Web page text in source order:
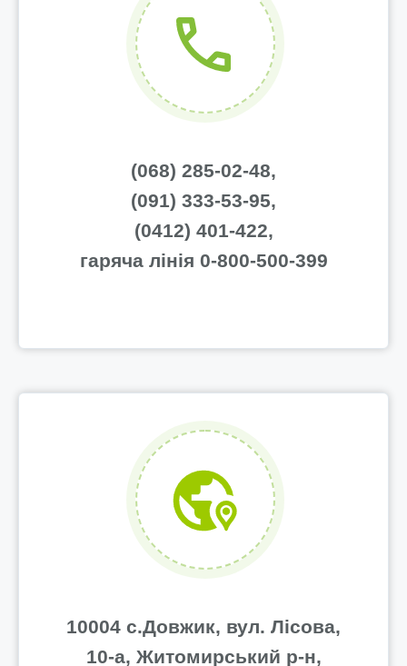
(068) 285-02-48,
(091) 333-53-95,
(0412) 401-422,
гаряча лінія 0-800-500-399
10004 с.Довжик, вул. Лісова,
10-a, Житомирський р-н,